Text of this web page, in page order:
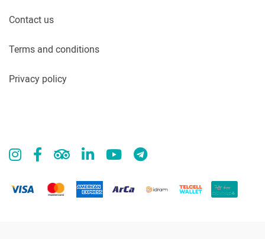
Contact us
Terms and conditions
Privacy policy